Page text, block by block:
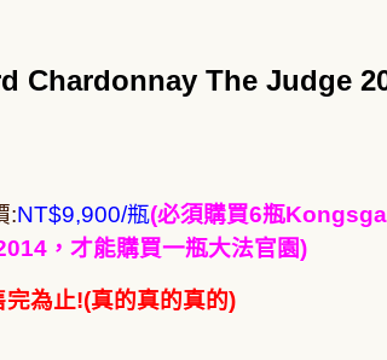
Chardonnay The Judge
:NT$9,900/瓶(必須購買6瓶
，才能購買一瓶大法官園)
完為止!(真的真的真的)